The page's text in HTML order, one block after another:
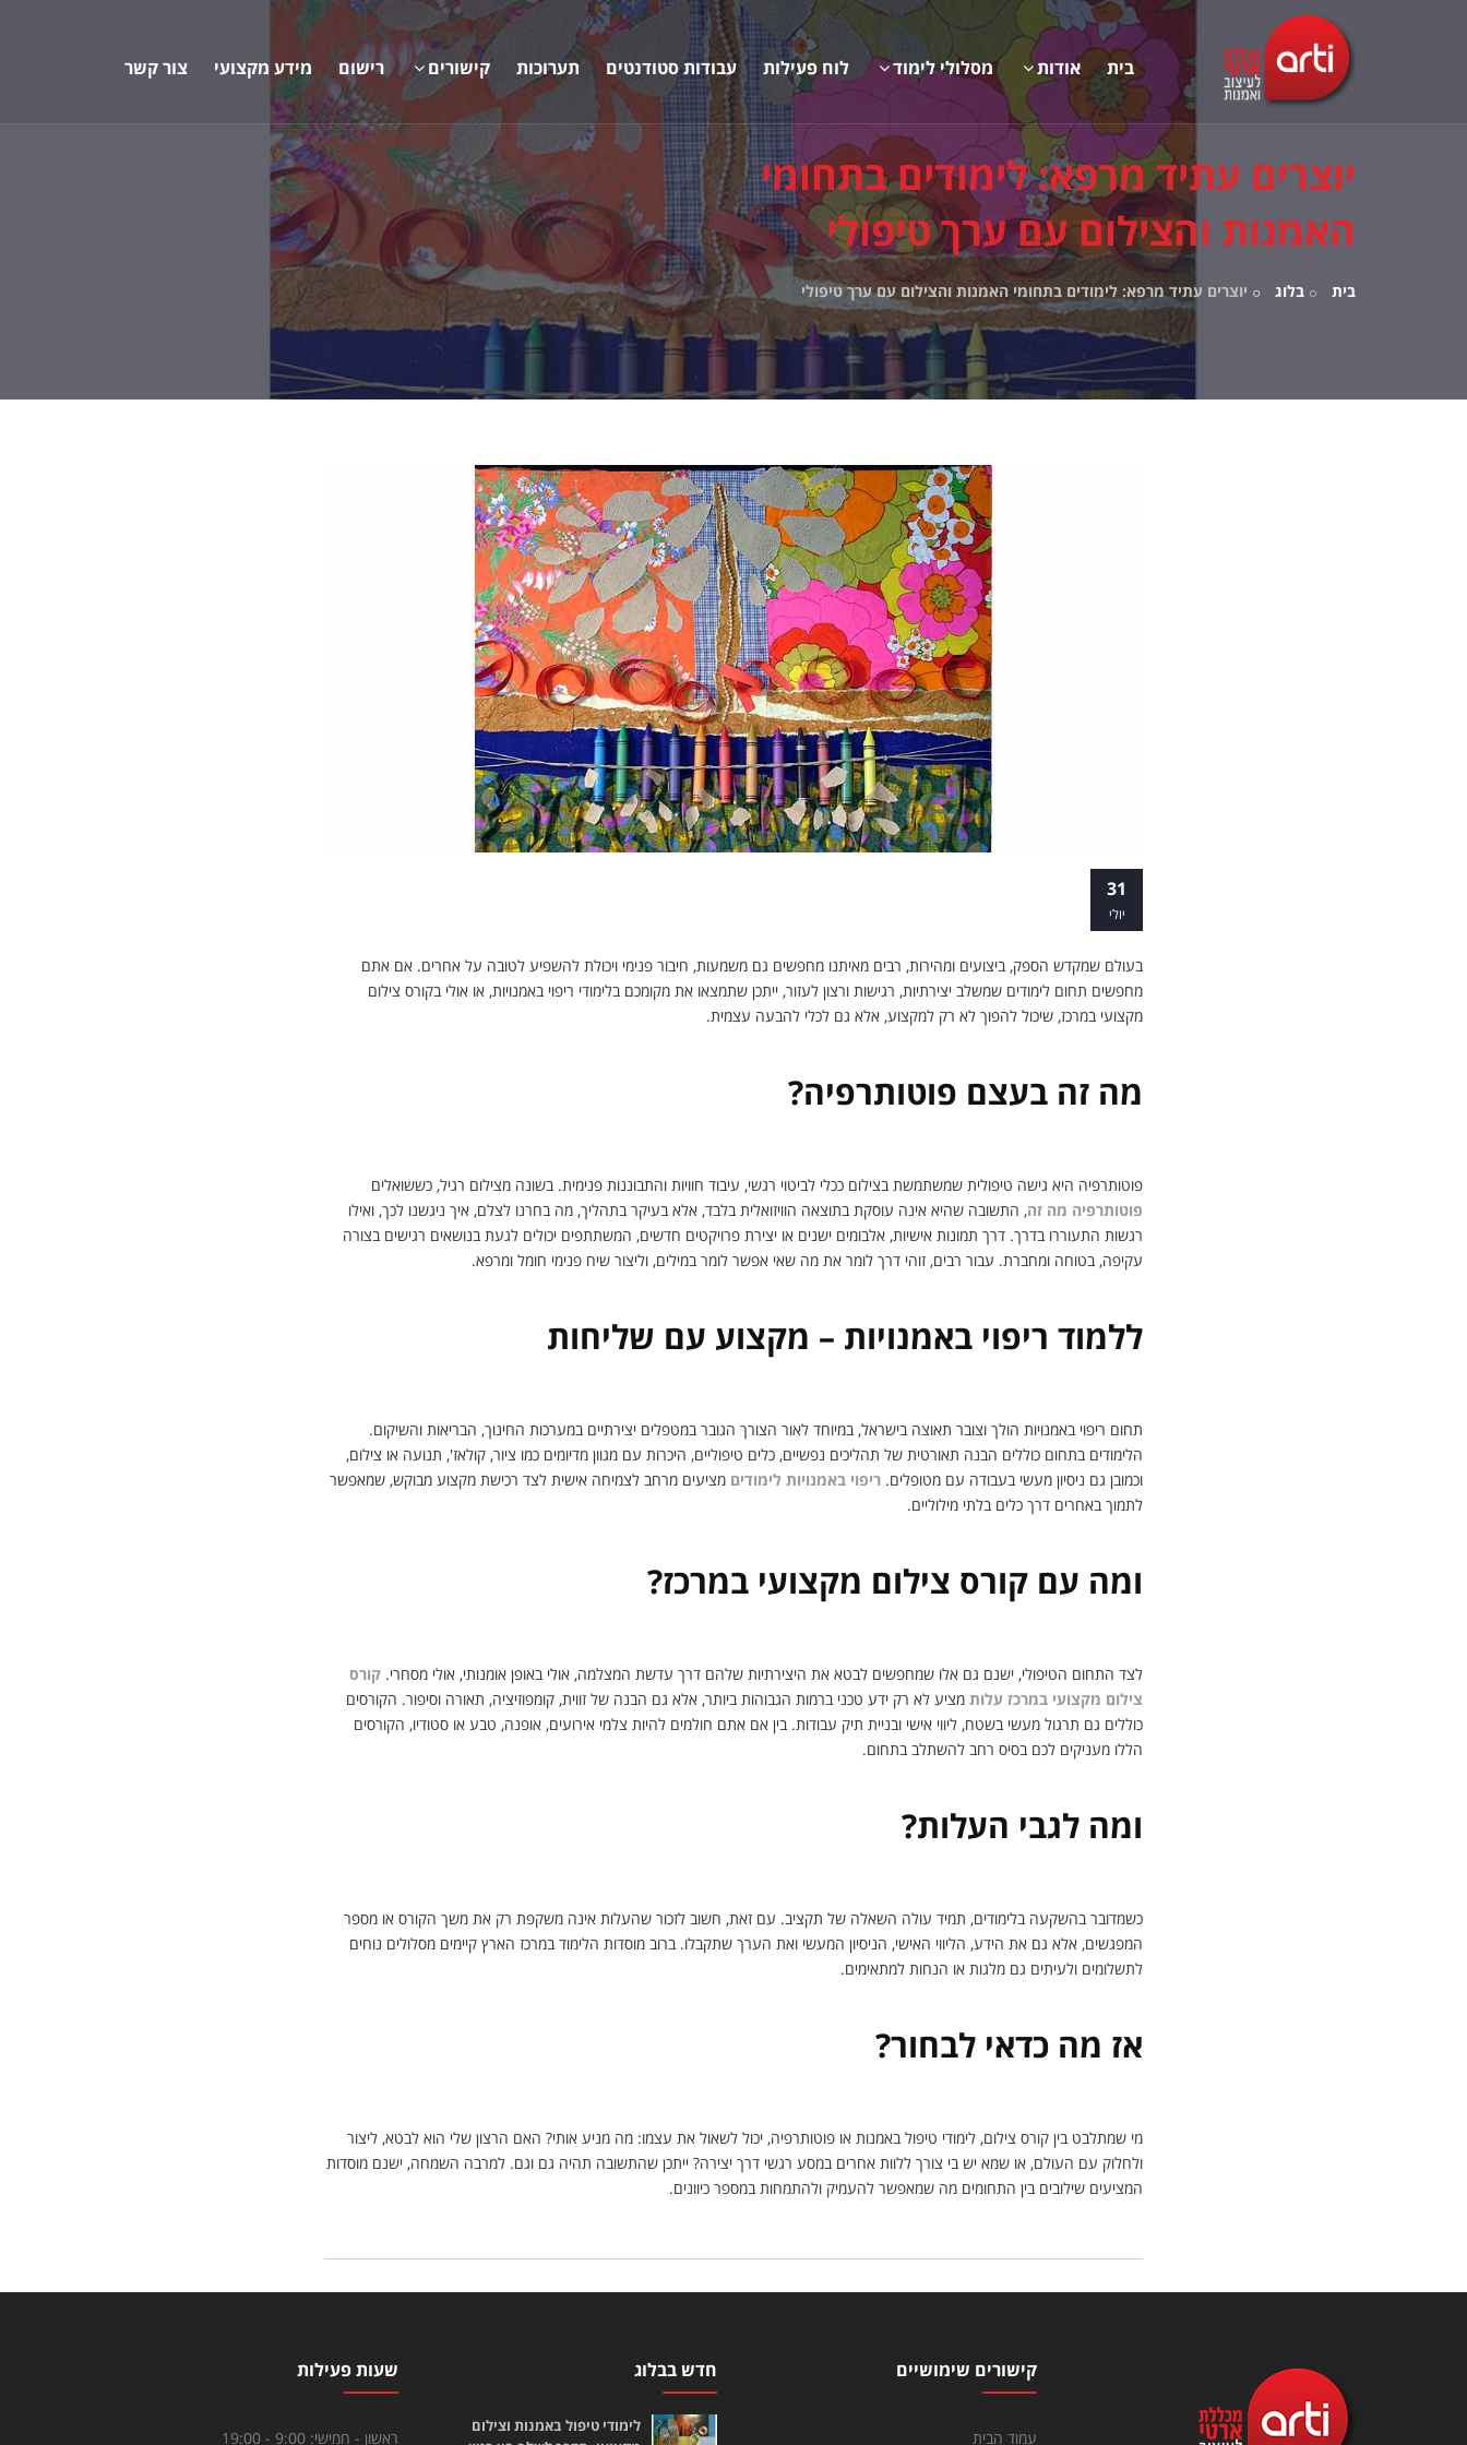
בית אודות מסלולי לימוד לוח פעילות עבודות סטודנטים תערוכות קישורים רישום מידע מקצועי צור קשר
יוצרים עתיד מרפא: לימודים בתחומי
האמנות והצילום עם ערך טיפולי
בית בלוג יוצרים עתיד מרפא: לימודים בתחומי האמנות והצילום עם ערך טיפולי
31
יולי
בעולם שמקדש הספק, ביצועים ומהירות, רבים מאיתנו מחפשים גם משמעות, חיבור פנימי ויכולת להשפיע לטובה על אחרים. אם אתם
מחפשים תחום לימודים שמשלב יצירתיות, רגישות ורצון לעזור, ייתכן שתמצאו את מקומכם בלימודי ריפוי באמנויות, או אולי בקורס צילום
מקצועי במרכז, שיכול להפוך לא רק למקצוע, אלא גם לכלי להבעה עצמית.
מה זה בעצם פוטותרפיה?
פוטותרפיה היא גישה טיפולית שמשתמשת בצילום ככלי לביטוי רגשי, עיבוד חוויות והתבוננות פנימית. בשונה מצילום רגיל, כששואלים
פוטותרפיה מה זה, התשובה שהיא אינה עוסקת בתוצאה הוויזואלית בלבד, אלא בעיקר בתהליך, מה בחרנו לצלם, איך ניגשנו לכך, ואילו
רגשות התעוררו בדרך. דרך תמונות אישיות, אלבומים ישנים או יצירת פרויקטים חדשים, המשתתפים יכולים לגעת בנושאים רגישים בצורה
עקיפה, בטוחה ומחברת. עבור רבים, זוהי דרך לומר את מה שאי אפשר לומר במילים, וליצור שיח פנימי חומל ומרפא.
ללמוד ריפוי באמנויות – מקצוע עם שליחות
תחום ריפוי באמנויות הולך וצובר תאוצה בישראל, במיוחד לאור הצורך הגובר במטפלים יצירתיים במערכות החינוך, הבריאות והשיקום.
הלימודים בתחום כוללים הבנה תאורטית של תהליכים נפשיים, כלים טיפוליים, היכרות עם מגוון מדיומים כמו ציור, קולאז', תנועה או צילום,
וכמובן גם ניסיון מעשי בעבודה עם מטופלים. ריפוי באמנויות לימודים מציעים מרחב לצמיחה אישית לצד רכישת מקצוע מבוקש, שמאפשר
לתמוך באחרים דרך כלים בלתי מילוליים.
ומה עם קורס צילום מקצועי במרכז?
לצד התחום הטיפולי, ישנם גם אלו שמחפשים לבטא את היצירתיות שלהם דרך עדשת המצלמה, אולי באופן אומנותי, אולי מסחרי. קורס
צילום מקצועי במרכז עלות מציע לא רק ידע טכני ברמות הגבוהות ביותר, אלא גם הבנה של זווית, קומפוזיציה, תאורה וסיפור. הקורסים
כוללים גם תרגול מעשי בשטח, ליווי אישי ובניית תיק עבודות. בין אם אתם חולמים להיות צלמי אירועים, אופנה, טבע או סטודיו, הקורסים
הללו מעניקים לכם בסיס רחב להשתלב בתחום.
ומה לגבי העלות?
כשמדובר בהשקעה בלימודים, תמיד עולה השאלה של תקציב. עם זאת, חשוב לזכור שהעלות אינה משקפת רק את משך הקורס או מספר
המפגשים, אלא גם את הידע, הליווי האישי, הניסיון המעשי ואת הערך שתקבלו. ברוב מוסדות הלימוד במרכז הארץ קיימים מסלולים נוחים
לתשלומים ולעיתים גם מלגות או הנחות למתאימים.
אז מה כדאי לבחור?
מי שמתלבט בין קורס צילום, לימודי טיפול באמנות או פוטותרפיה, יכול לשאול את עצמו: מה מניע אותי? האם הרצון שלי הוא לבטא, ליצור
ולחלוק עם העולם, או שמא יש בי צורך ללוות אחרים במסע רגשי דרך יצירה? ייתכן שהתשובה תהיה גם וגם. למרבה השמחה, ישנם מוסדות
המציעים שילובים בין התחומים מה שמאפשר להעמיק ולהתמחות במספר כיוונים.
קישורים שימושיים
עמוד הבית
חדש בבלוג
לימודי טיפול באמנות וצילום
שעות פעילות
ראשון - חמישי:9:00 - 19:00